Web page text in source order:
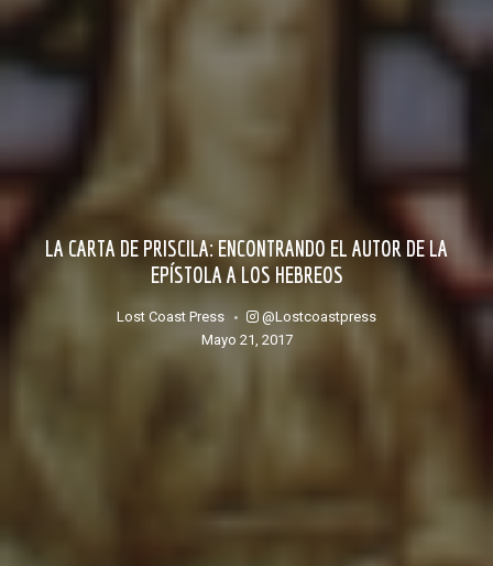
LA CARTA DE PRISCILA: ENCONTRANDO EL AUTOR DE LA
EPÍSTOLA A LOS HEBREOS
Lost Coast Press
@lostcoastpress
mayo 21, 2017